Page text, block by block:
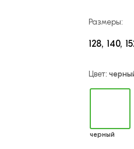
Размеры:
128 140
Цвет:
черный